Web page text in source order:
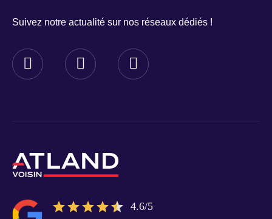
Suivez notre actualité sur nos réseaux dédiés !
4.6/5